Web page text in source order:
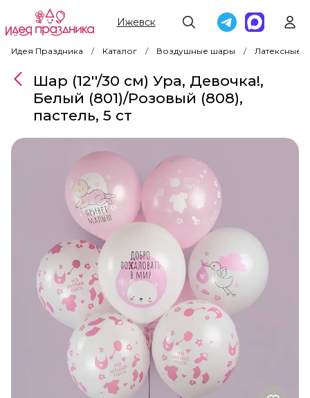
Ижевск
Идея Праздника Каталог Воздушные шары Латексные
Шар (12''/30 см) Ура, Девочка!,
Белый (801)/Розовый (808),
пастель, 5 ст